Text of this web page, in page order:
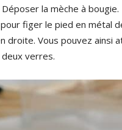
Déposer la mèche à
figer le pied en métal
droite. Vous pouvez ainsi
verres.